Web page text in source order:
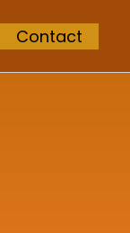
Contact